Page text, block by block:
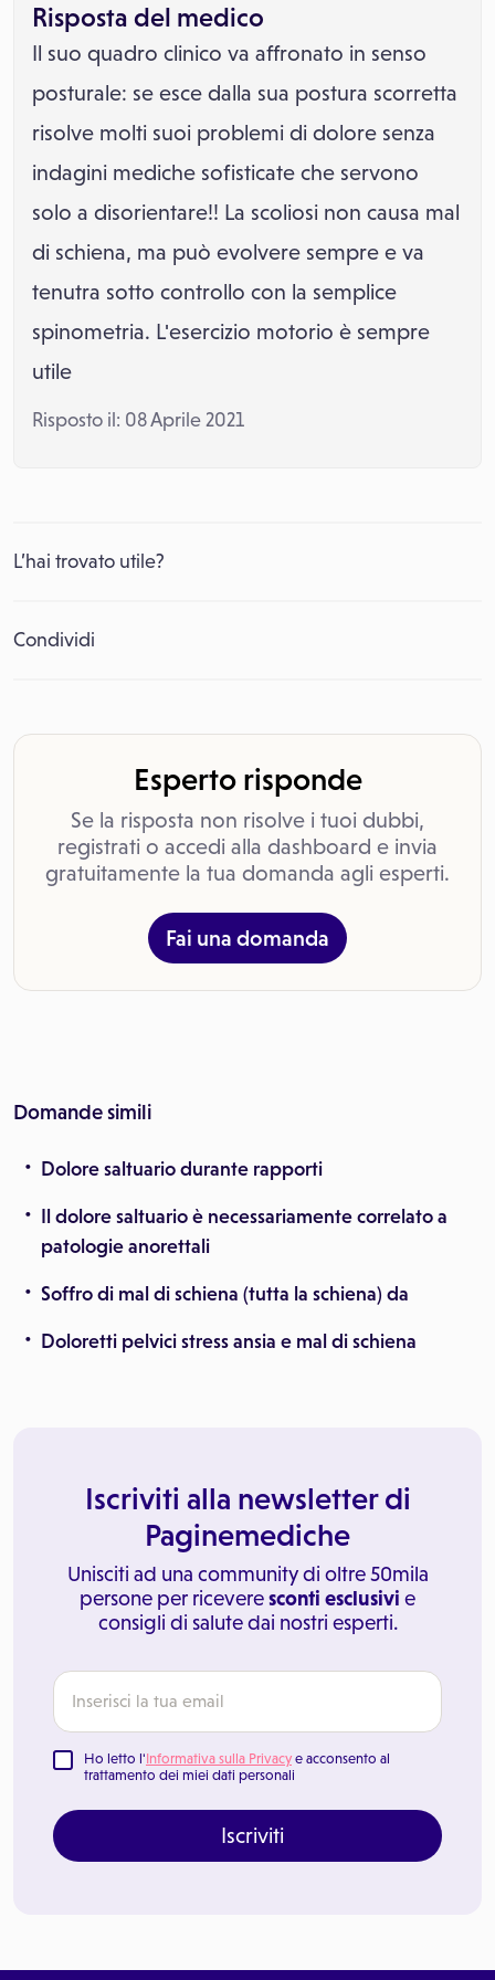
Risposta del medico
Il suo quadro clinico va affronato in senso
posturale: se esce dalla sua postura scorretta
risolve molti suoi problemi di dolore senza
indagini mediche sofisticate che servono
solo a disorientare!! La scoliosi non causa mal
di schiena, ma può evolvere sempre e va
tenutra sotto controllo con la semplice
spinometria. L'esercizio motorio è sempre
utile
Risposto il: 08 Aprile 2021
L’hai trovato utile?
Condividi
Esperto risponde
Se la risposta non risolve i tuoi dubbi,
registrati o accedi alla dashboard e invia
gratuitamente la tua domanda agli esperti.
Fai una domanda
Domande simili
Dolore saltuario durante rapporti
Il dolore saltuario è necessariamente correlato a
patologie anorettali
Soffro di mal di schiena (tutta la schiena) da
Doloretti pelvici stress ansia e mal di schiena
Iscriviti alla newsletter di
Paginemediche
Unisciti ad una community di oltre 50mila
persone per riceveresconti esclusivi e
consigli di salute dai nostri esperti.
Ho letto l'Informativa sulla Privacy e acconsento al
trattamento dei miei dati personali
Iscriviti